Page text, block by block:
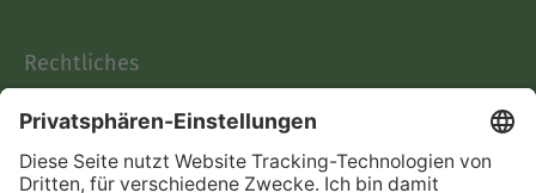
Rechtliches
AGB
Informationen nach Data